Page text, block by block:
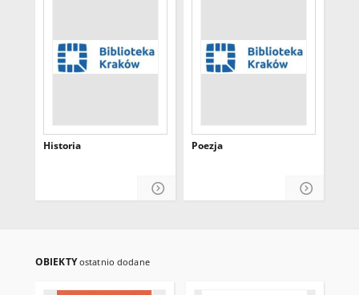
Historia Poezja
OBIEKTYostatnio dodane